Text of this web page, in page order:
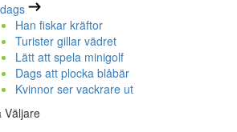
Han fiskar kräftor
Turister gillar vädret
Lätt att spela minigolf
Dags att plocka blåbär
Kvinnor ser vackrare ut
Väljare